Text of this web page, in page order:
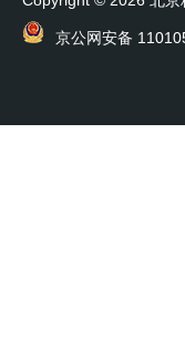
京公网安备